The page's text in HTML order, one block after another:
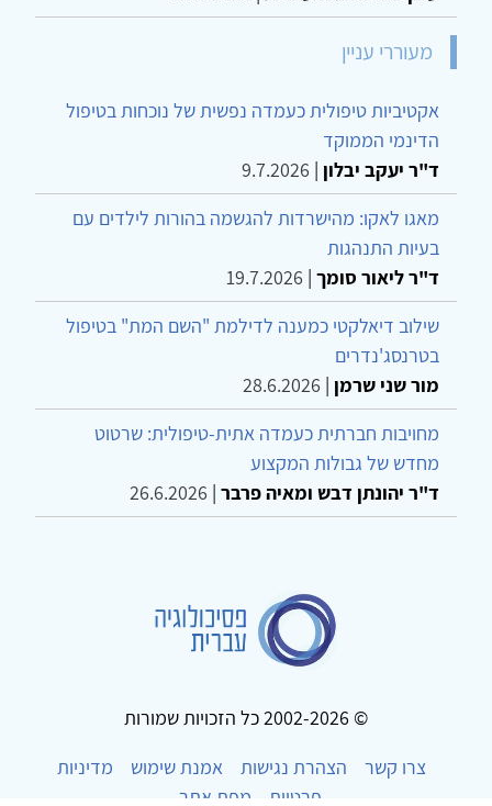
מעוררי עניין
אקטיביות טיפולית כעמדה נפשית של נוכחות בטיפול
הדינמי הממוקד
ד"ר יעקב יבלון |
9.7.2026
מאגו לאקו: מהישרדות להגשמה בהורות לילדים עם
בעיות התנהגות
ד"ר ליאור סומך |
19.7.2026
שילוב דיאלקטי כמענה לדילמת "השם המת" בטיפול
בטרנסג'נדרים
מור שני שרמן |
28.6.2026
מחויבות חברתית כעמדה אתית-טיפולית: שרטוט
מחדש של גבולות המקצוע
ד"ר יהונתן דבש ומאיה פרבר |
26.6.2026
© 2002-2026 כל הזכויות שמורות
צרו קשר
הצהרת נגישות אמנת שימוש
מדיניות
פרטיות
מפת אתר